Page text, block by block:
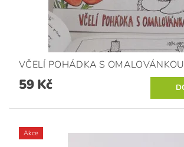
VČELÍ POHÁDKA S OMALOVÁNKOU
59 Kč
Akce